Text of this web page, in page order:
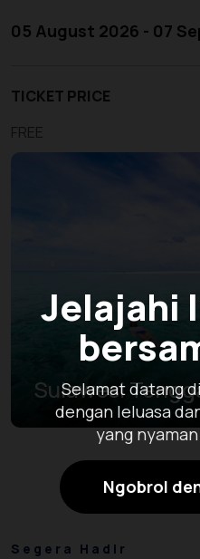
Jelajahi
Selamat datang
dengan leluasa
yang
Ngobrol
05 August 2026 - 07
TICKET PRICE
FREE
Sulawesi
Segera Hadir